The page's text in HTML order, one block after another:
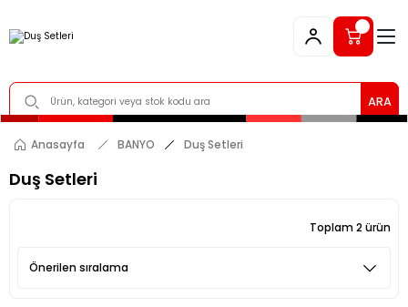
ARA
Anasayfa BANYO Duş Setleri
Duş Setleri
Toplam 2 ürün